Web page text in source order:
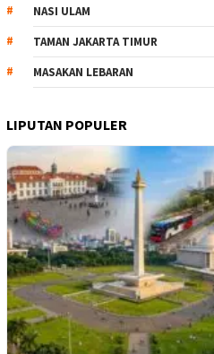
NASI ULAM
TAMAN JAKARTA TIMUR
MASAKAN LEBARAN
LIPUTAN POPULER